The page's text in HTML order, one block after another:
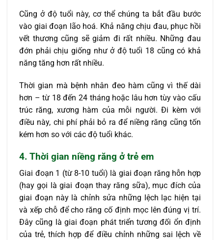
Cũng ở độ tuổi này, cơ thể chúng ta bắt đầu bước
vào giai đoạn lão hoá. Khả năng chịu đau, phục hồi
vết thương cũng sẽ giảm đi rất nhiều. Những đau
đớn phải chịu giống như ở độ tuổi 18 cũng có khả
năng tăng hơn rất nhiều.
Thời gian mà bệnh nhân đeo hàm cũng vì thế dài
hơn – từ 18 đến 24 tháng hoặc lâu hơn tùy vào cấu
trúc răng, xương hàm của mỗi người. Đi kèm với
điều này, chi phí phải bỏ ra để niềng răng cũng tốn
kém hơn so với các độ tuổi khác.
4. Thời gian niềng răng ở trẻ em
Giai đoạn 1 (từ 8-10 tuổi) là giai đoạn răng hỗn hợp
(hay gọi là giai đoạn thay răng sữa), mục đích của
giai đoạn này là chỉnh sửa những lệch lạc hiện tại
và xếp chỗ để cho răng cố định mọc lên đúng vị trí.
Đây cũng là giai đoạn phát triển tương đối ổn định
của trẻ, thích hợp để điều chỉnh những sai lệch về